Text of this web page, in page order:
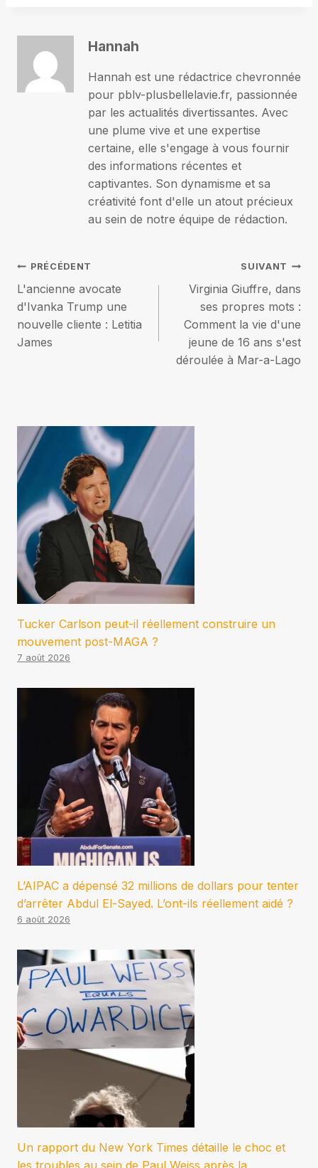
Hannah
Hannah est une rédactrice chevronnée
pour pblv-plusbellelavie.fr, passionnée
par les actualités divertissantes. Avec
une plume vive et une expertise
certaine, elle s'engage à vous fournir
des informations récentes et
captivantes. Son dynamisme et sa
créativité font d'elle un atout précieux
au sein de notre équipe de rédaction.
Navigation
de
l’article
PRÉCÉDENT
L'ancienne avocate
d'Ivanka Trump une
nouvelle cliente : Letitia
James
SUIVANT
Virginia Giuffre, dans
ses propres mots :
Comment la vie d'une
jeune de 16 ans s'est
déroulée à Mar-a-Lago
Tucker Carlson peut-il réellement construire un
mouvement post-MAGA ?
7 août 2026
L’AIPAC a dépensé 32 millions de dollars pour tenter
d’arrêter Abdul El-Sayed. L’ont-ils réellement aidé ?
6 août 2026
Un rapport du New York Times détaille le choc et